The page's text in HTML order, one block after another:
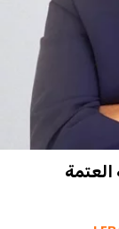
العتمة